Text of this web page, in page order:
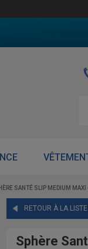
SANTÉ SLIP MEDIUM MAXI
RETOUR À LA
Sphère